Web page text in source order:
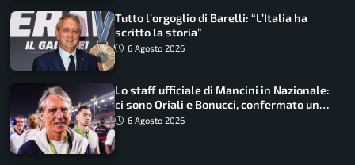
Tutto l’orgoglio di Barelli: “L’Italia ha
scritto la storia”
6 Agosto 2026
Lo staff ufficiale di Mancini in Nazionale:
ci sono Oriali e Bonucci, confermato un
ritorno
6 Agosto 2026